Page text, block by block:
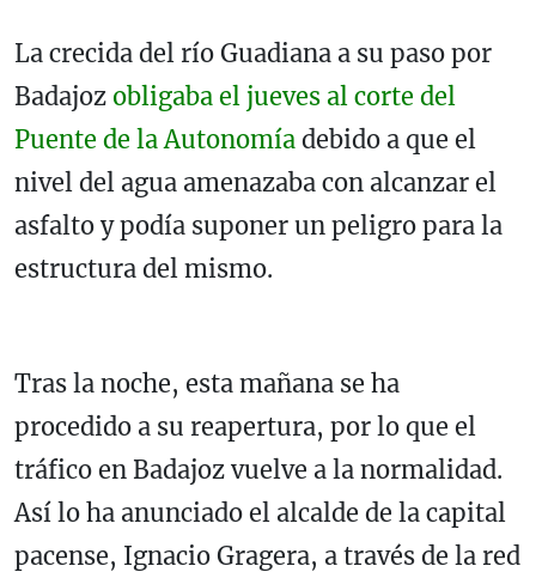
La crecida del río Guadiana a su paso por
Badajoz obligaba el jueves al corte del
Puente de la Autonomía debido a que el
nivel del agua amenazaba con alcanzar el
asfalto y podía suponer un peligro para la
estructura del mismo.
Tras la noche, esta mañana se ha
procedido a su reapertura, por lo que el
tráfico en Badajoz vuelve a la normalidad.
Así lo ha anunciado el alcalde de la capital
pacense, Ignacio Gragera, a través de la red